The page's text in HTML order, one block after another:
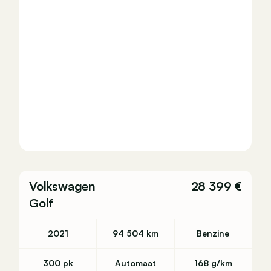
Volkswagen
Golf
28 399 €
2021 94 504 km Benzine
300 pk Automaat 168 g/km